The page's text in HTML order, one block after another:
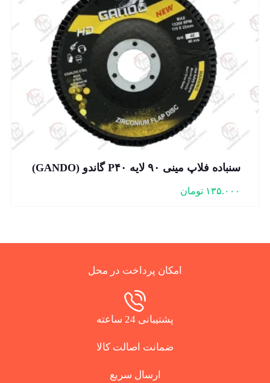
سنباده فلاپ مینی ۹۰ لایه P۴۰ گاندو (GANDO)
۱۳۵.۰۰۰ تومان
امکان پرداخت در محل
پشتیبانی 24 ساعته
ضمانت اصالت کالا
ارسال سریع